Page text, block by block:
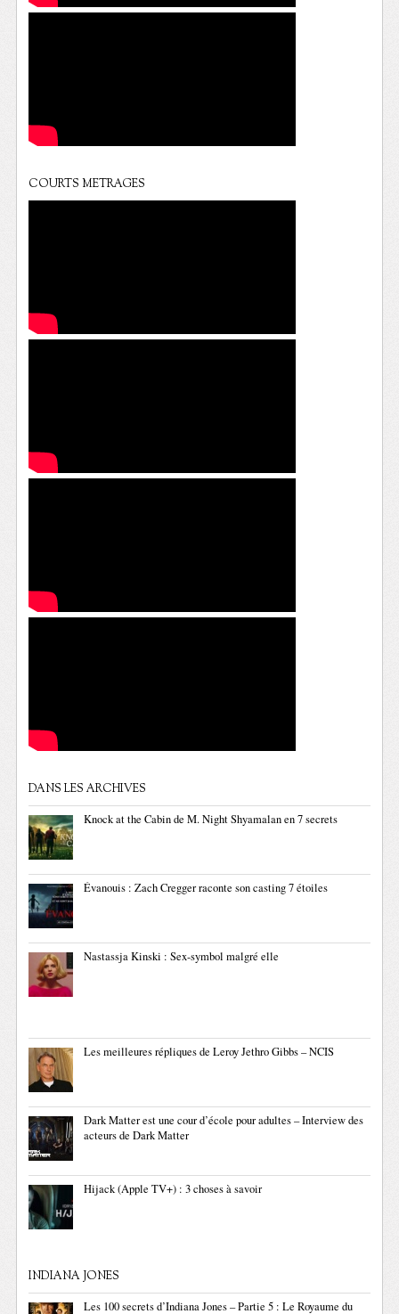
COURTS METRAGES
DANS LES ARCHIVES
Knock at the Cabin de M. Night Shyamalan en 7 secrets
Évanouis : Zach Cregger raconte son casting 7 étoiles
Nastassja Kinski : Sex-symbol malgré elle
Les meilleures répliques de Leroy Jethro Gibbs – NCIS
Dark Matter est une cour d’école pour adultes – Interview des
acteurs de Dark Matter
Hijack (Apple TV+) : 3 choses à savoir
INDIANA JONES
Les 100 secrets d’Indiana Jones – Partie 5 : Le Royaume du